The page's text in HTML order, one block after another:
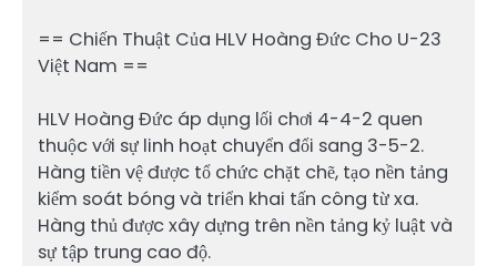
== Chiến Thuật Của HLV Hoàng Đức Cho U-23
Việt Nam ==
HLV Hoàng Đức áp dụng lối chơi 4-4-2 quen
thuộc với sự linh hoạt chuyển đổi sang 3-5-2.
Hàng tiền vệ được tổ chức chặt chẽ, tạo nền tảng
kiểm soát bóng và triển khai tấn công từ xa.
Hàng thủ được xây dựng trên nền tảng kỷ luật và
sự tập trung cao độ.